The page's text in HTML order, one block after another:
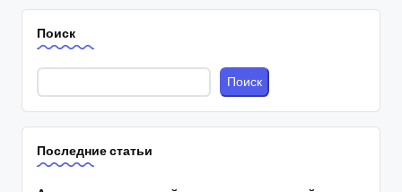
Поиск
Поиск
Последние статьи